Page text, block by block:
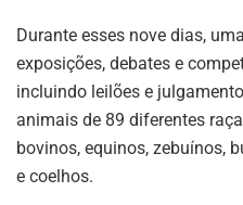
Durante esses nove dias,
exposições, debates e
incluindo leilões e
animais de 89 diferentes
bovinos, equinos, zebuínos,
e coelhos.